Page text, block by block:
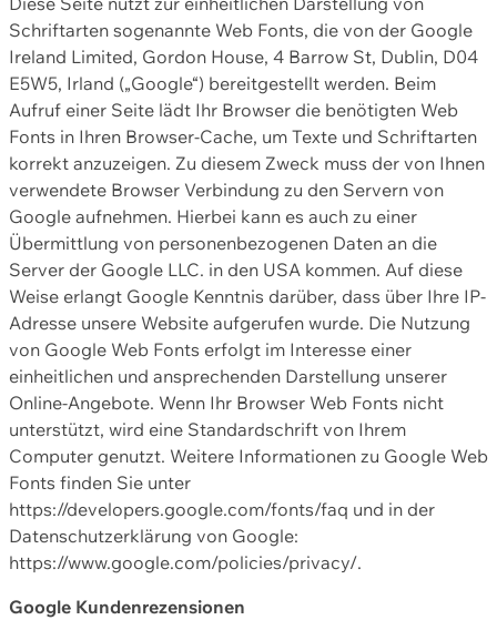
Schriftarten sogenannte Web Fonts, die von der Google
Ireland Limited, Gordon House, 4 Barrow St, Dublin, D04
E5W5, Irland („Google“) bereitgestellt werden. Beim
Aufruf einer Seite lädt Ihr Browser die benötigten Web
Fonts in Ihren Browser-Cache, um Texte und Schriftarten
korrekt anzuzeigen. Zu diesem Zweck muss der von Ihnen
verwendete Browser Verbindung zu den Servern von
Google aufnehmen. Hierbei kann es auch zu einer
Übermittlung von personenbezogenen Daten an die
Server der Google LLC. in den USA kommen. Auf diese
Weise erlangt Google Kenntnis darüber, dass über Ihre IP-
Adresse unsere Website aufgerufen wurde. Die Nutzung
von Google Web Fonts erfolgt im Interesse einer
einheitlichen und ansprechenden Darstellung unserer
Online-Angebote. Wenn Ihr Browser Web Fonts nicht
unterstützt, wird eine Standardschrift von Ihrem
Computer genutzt. Weitere Informationen zu Google Web
Fonts finden Sie unter
https://developers.google.com/fonts/faq und in der
Datenschutzerklärung von Google:
https://www.google.com/policies/privacy/.
Google Kundenrezensionen